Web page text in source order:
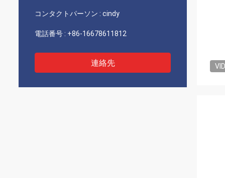
コンタクトパーソン : cindy
電話番号 : +86-16678611812
連絡先